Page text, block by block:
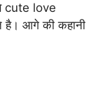
cute love
आगे की कहानी